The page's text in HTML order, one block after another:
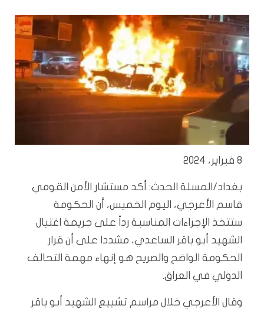
8 فبراير، 2024
بغداد/المسلة الحدث: أكد مستشار الأمن القومي
قاسم الأعرجي، اليوم الخميس، أن الحكومة
ستتخذ الإجراءات المناسبة رداً على جريمة اغتيال
الشهيد أبو باقر الساعدي، مشددا على أن قرار
الحكومة الواضح والصريح هو إنهاء مهمة التحالف
الدولي في العراق.
وقال الأعرجي خلال مراسم تشييع الشهيد أبو باقر